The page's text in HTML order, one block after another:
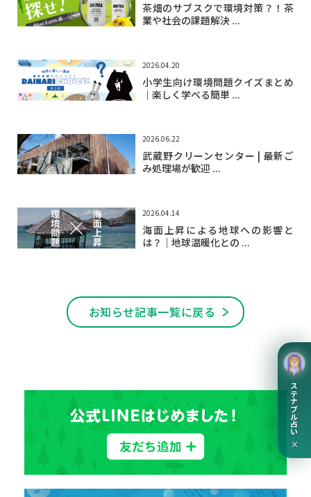
茶畑のサブスクで環境対策？！茶
業や社会の課題解決 ...
2026.04.20
小学生向け環境問題クイズまとめ
｜楽しく学べる簡単 ...
2026.06.22
武蔵野クリーンセンター | 最新ご
み処理場が歓迎 ...
2026.04.14
海面上昇による地球への影響と
は？｜地球温暖化との ...
お知らせ記事一覧に戻る
サステナブル占い
×